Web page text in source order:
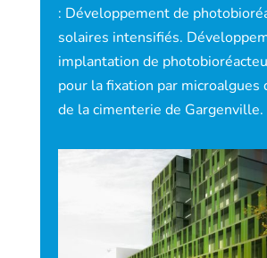
: Développement de
solaires intensifiés.
implantation de
pour la fixation par microalgues
de la cimenterie de Gargenville.